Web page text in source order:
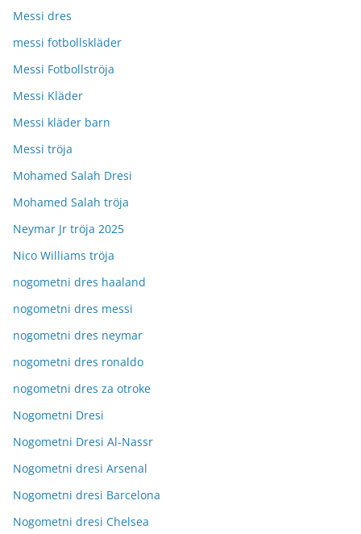
Messi dres
messi fotbollskläder
Messi Fotbollströja
Messi Kläder
Messi kläder barn
Messi tröja
Mohamed Salah Dresi
Mohamed Salah tröja
Neymar Jr tröja 2025
Nico Williams tröja
nogometni dres haaland
nogometni dres messi
nogometni dres neymar
nogometni dres ronaldo
nogometni dres za otroke
Nogometni Dresi
Nogometni Dresi Al-Nassr
Nogometni dresi Arsenal
Nogometni dresi Barcelona
Nogometni dresi Chelsea